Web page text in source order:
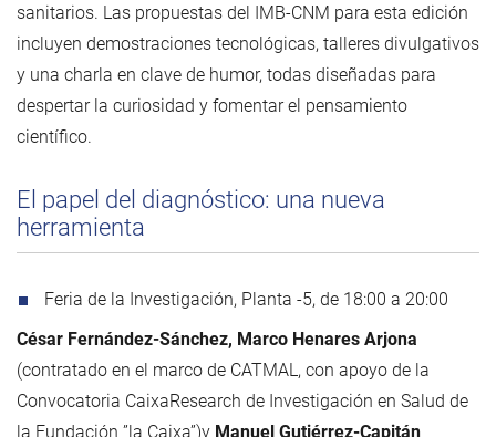
sanitarios. Las propuestas del IMB-CNM para esta edición
incluyen demostraciones tecnológicas, talleres divulgativos
y una charla en clave de humor, todas diseñadas para
despertar la curiosidad y fomentar el pensamiento
científico.
El papel del diagnóstico: una nueva
herramienta
Feria de la Investigación, Planta -5, de 18:00 a 20:00
César Fernández-Sánchez, Marco Henares Arjona
(contratado en el marco de CATMAL, con apoyo de la
Convocatoria CaixaResearch de Investigación en Salud de
la Fundación ”la Caixa”)y Manuel Gutiérrez-Capitán